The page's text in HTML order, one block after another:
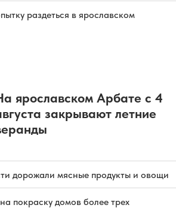
раздеться в ярославском
ярославском Арбате с 4
закрывают летние
дорожали мясные продукты и овощи
покраску домов более трех